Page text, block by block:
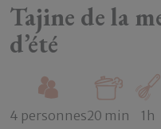
Tajine de la
d’été
4 personnes20 min 1h